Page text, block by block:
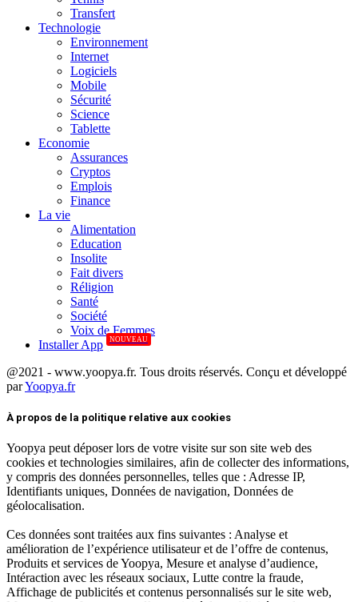
Transfert
Technologie
Environnement
Internet
Logiciels
Mobile
Sécurité
Science
Tablette
Economie
Assurances
Cryptos
Emplois
Finance
La vie
Alimentation
Education
Insolite
Fait divers
Réligion
Santé
Société
Voix de Femmes
Installer App
NOUVEAU
@2021 - www.yoopya.fr. Tous droits réservés. Conçu et développé
parYoopya.fr
À propos de la politique relative aux cookies
Yoopya peut déposer lors de votre visite sur son site web des
cookies et technologies similaires, afin de collecter des informations,
y compris des données personnelles, telles que : Adresse IP,
Identifiants uniques, Données de navigation, Données de
géolocalisation.
Ces données sont traitées aux fins suivantes : Analyse et
amélioration de l’expérience utilisateur et de l’offre de contenus,
Produits et services de Yoopya, Mesure et analyse d’audience,
Intéraction avec les réseaux sociaux, Lutte contre la fraude,
Affichage de publicités et contenus personnalisés sur le site web,